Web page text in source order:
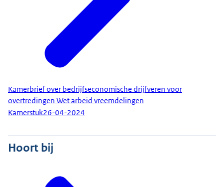
Kamerbrief over bedrijfseconomische drijfveren voor
overtredingen Wet arbeid vreemdelingen
Kamerstuk26-04-2024
Hoort bij